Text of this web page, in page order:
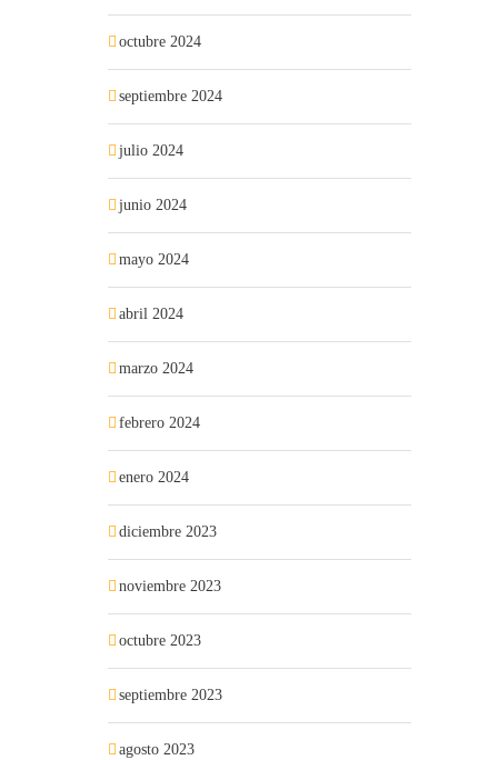
octubre 2024
septiembre 2024
julio 2024
junio 2024
mayo 2024
abril 2024
marzo 2024
febrero 2024
enero 2024
diciembre 2023
noviembre 2023
octubre 2023
septiembre 2023
agosto 2023